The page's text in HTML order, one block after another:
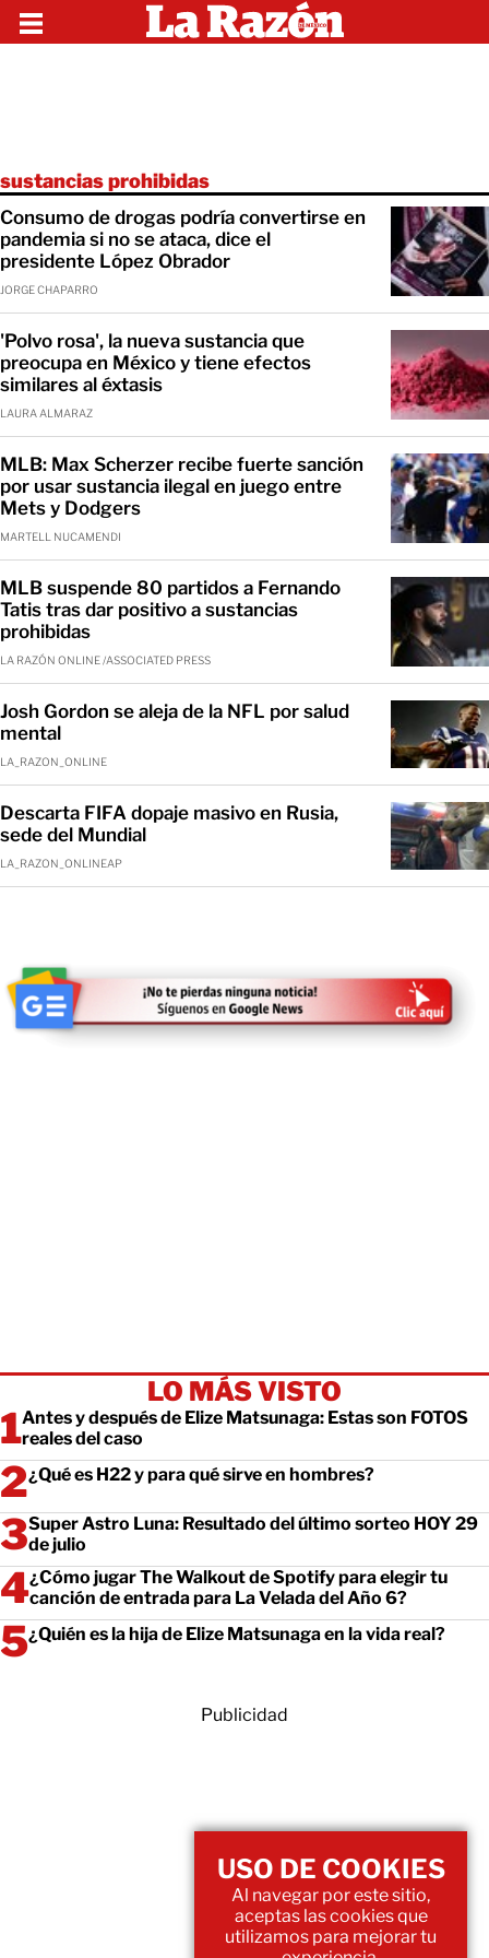
sustancias prohibidas
Consumo de drogas podría convertirse en
pandemia si no se ataca, dice el
presidente López Obrador
JORGE CHAPARRO
'Polvo rosa', la nueva sustancia que
preocupa en México y tiene efectos
similares al éxtasis
LAURA ALMARAZ
MLB: Max Scherzer recibe fuerte sanción
por usar sustancia ilegal en juego entre
Mets y Dodgers
MARTELL NUCAMENDI
MLB suspende 80 partidos a Fernando
Tatis tras dar positivo a sustancias
prohibidas
LA RAZÓN ONLINE /ASSOCIATED PRESS
Josh Gordon se aleja de la NFL por salud
mental
LA_RAZON_ONLINE
Descarta FIFA dopaje masivo en Rusia,
sede del Mundial
LA_RAZON_ONLINEAP
LO MÁS VISTO
Antes y después de Elize Matsunaga: Estas son FOTOS
reales del caso
¿Qué es H22 y para qué sirve en hombres?
Super Astro Luna: Resultado del último sorteo HOY 29
de julio
¿Cómo jugar The Walkout de Spotify para elegir tu
canción de entrada para La Velada del Año 6?
¿Quién es la hija de Elize Matsunaga en la vida real?
Publicidad
USO DE COOKIES
Al navegar por este sitio,
aceptas las cookies que
utilizamos para mejorar tu